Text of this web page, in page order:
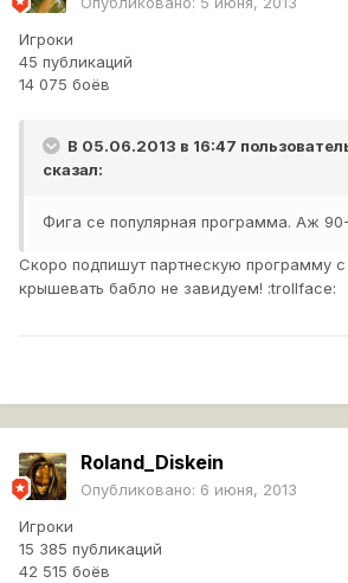
Игроки
45 публикаций
14 075 боёв
В 05.06.2013 в 16:47
сказал:
Фига се популярная программа. Аж
Скоро подпишут партнескую программу
крышевать бабло не завидуем! :trollface:
Roland_Diskein
Опубликовано: 6 июня, 2013
Игроки
15 385 публикаций
42 515 боёв